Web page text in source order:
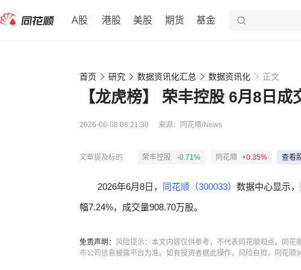
A股 港股 美股 期货 基金
首页 研究 数据资讯化汇总 数据资讯化 正文
【龙虎榜】 荣丰控股 6月8日成
2026-06-08 08:21:30 来源： 同花顺iNews
文章提及标的 荣丰控股 -0.71% 同花顺 +0.35% 查看
2026年6月8日， 同花顺（300033） 数据中心显示，
幅7.24%，成交量908.70万股。
免责声明： 风险提示：本文内容仅供参考，不代表同花顺观点。同
市公司信息披露平台为准。如有投资者据此操作，风险自担，同花顺